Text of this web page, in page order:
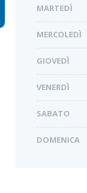
MARTEDÌ
MERCOLEDÌ
GIOVEDÌ
VENERDÌ
SABATO
DOMENICA